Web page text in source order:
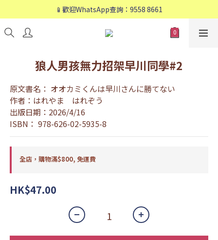
📱歡迎WhatsApp查詢：9558 8661
📱歡迎WhatsApp查詢：9558 8661
❤️會員專享：🛍購物滿💰HK$800，🚚免運費❤️
狼人男孩無力招架早川同學#2
原文書名： オオカミくんは早川さんに勝てない
作者：はれやま　はれぞう
出版日期：2026/4/16
ISBN： 978-626-02-5935-8
全店，購物滿$800, 免運費
HK$47.00